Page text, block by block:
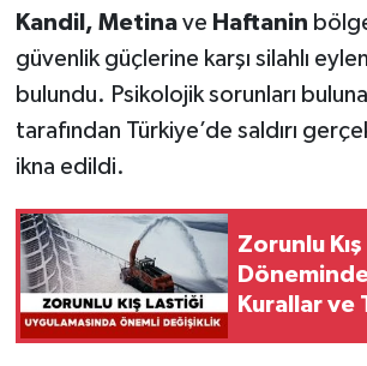
Kandil, Metinave Haftanin
güvenlik güçlerine karşı silahlı
bulundu. Psikolojik sorunları
tarafından Türkiye’de saldırı
ikna edildi.
Zorunlu
Kurallar ve